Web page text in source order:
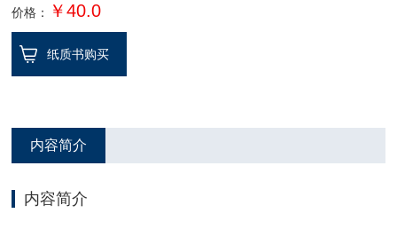
价格： ￥40.0
纸质书购买
内容简介
内容简介